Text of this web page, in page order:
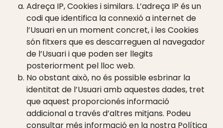
Adreça IP, Cookies i similars. L’adreça IP és un
codi que identifica la connexió a internet de
l’Usuari en un moment concret, i les Cookies
són fitxers que es descarreguen al navegador
de l’Usuari i que poden ser llegits
posteriorment pel lloc web.
No obstant això, no és possible esbrinar la
identitat de l’Usuari amb aquestes dades, tret
que aquest proporcionés informació
addicional a través d’altres mitjans. Podeu
consultar més informació en la nostra Política